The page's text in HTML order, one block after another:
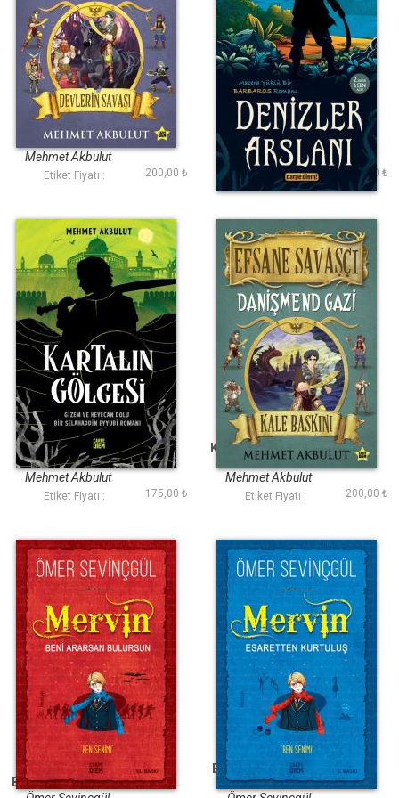
Devlerin Savaşı
(Efsane Savaşçı)
Mehmet Akbulut
Etiket Fiyatı : 200,00 ₺
Denizler Arslanı
Mehmet Akbulut
Etiket Fiyatı : 200,00 ₺
Kartalın Gölgesi
Mehmet Akbulut
Etiket Fiyatı : 175,00 ₺
Kale Baskını (Efsane
Savaşçı)
Mehmet Akbulut
Etiket Fiyatı : 200,00 ₺
Beni Ararsan
Bulursun (Mervin 1)
Esaretten Kurtuluş -
Mervin 2